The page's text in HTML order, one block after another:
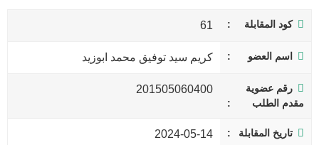
كود المقابلة 61
اسم العضو كريم سيد توفيق محمد ابوزيد
رقم عضوية
مقدم الطلب
201505060400
تاريخ المقابلة 2024-05-14